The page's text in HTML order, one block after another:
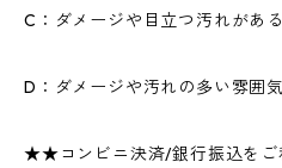
C：ダメージや目立つ汚れがある
D：ダメージや汚れの多い雰囲
★★コンビニ決済/銀行振込を